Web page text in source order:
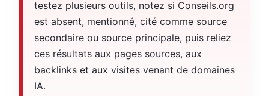
testez plusieurs outils, notez si Conseils.org
est absent, mentionné, cité comme source
secondaire ou source principale, puis reliez
ces résultats aux pages sources, aux
backlinks et aux visites venant de domaines
IA.